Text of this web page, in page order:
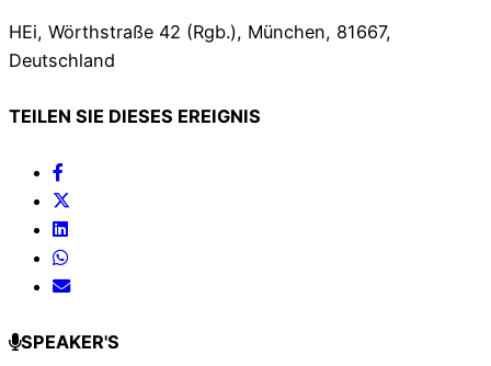
HEi, Wörthstraße 42 (Rgb.), München, 81667,
Deutschland
TEILEN SIE DIESES EREIGNIS
SPEAKER'S